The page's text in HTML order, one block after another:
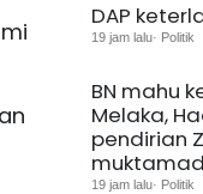
DAP
19 jam lalu· Politik
BN mahu
Melaka,
pendirian
muktamad
19 jam lalu· Politik